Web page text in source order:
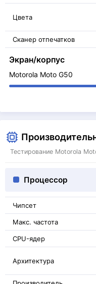
Цвета
Сканер отпечатков
Экран/корпус
Motorola Moto G50
Тестирование Motorola
Процессор
Чипсет
Макс. частота
CPU-ядер
Архитектура